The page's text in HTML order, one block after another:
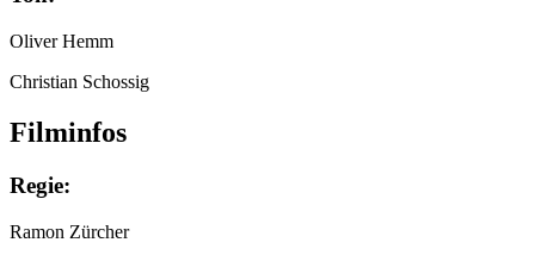
Oliver Hemm
Christian Schossig
Filminfos
Regie:
Ramon Zürcher